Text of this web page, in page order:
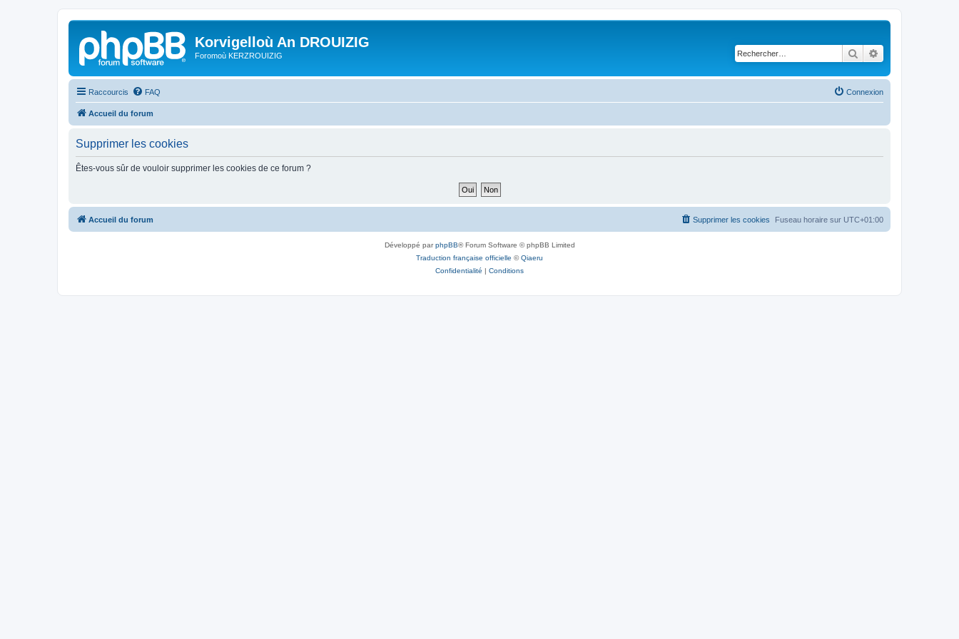
Korvigelloù An DROUIZIG
Foromoù KERZROUIZIG Rechercher
Raccourcis FAQ Connexion
Accueil du forum
Supprimer les cookies
Êtes-vous sûr de vouloir supprimer les cookies de ce forum ?
Accueil du forum Fuseau horaire sur UTC+01:00
Supprimer les cookies
Développé parphpBB® Forum Software © phpBB Limited
Traduction française officielle ©Qiaeru
Confidentialité | Conditions